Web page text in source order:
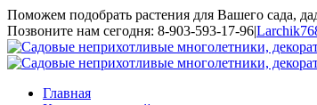
Поможем подобрать растения для Вашего сада,
Toggle
SlidingBar
Area
Позвоните нам сегодня: 8-903-593-17-96|
Главная